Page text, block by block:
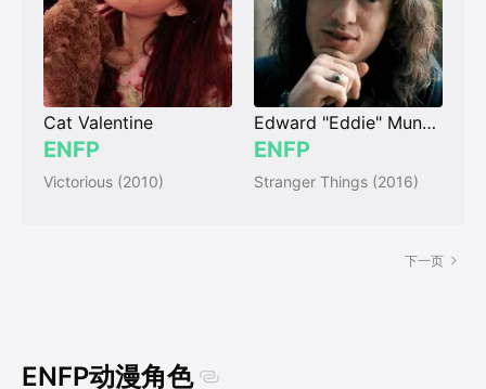
Cat Valentine
ENFP
Victorious (2010)
Edward "Eddie" Munson
ENFP
Stranger Things (2016)
下一页
ENFP动漫角色